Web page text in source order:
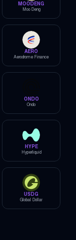
MOODENG
Moo Deng
AERO
Aerodrome Finance
ONDO
Ondo
HYPE
Hyperliquid
USDG
Global Dollar